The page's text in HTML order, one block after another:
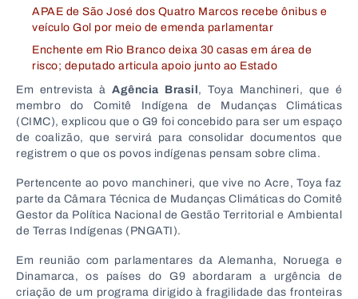
APAE de São José dos Quatro Marcos recebe ônibus e
veículo Gol por meio de emenda parlamentar
Enchente em Rio Branco deixa 30 casas em área de
risco; deputado articula apoio junto ao Estado
Em entrevista à Agência Brasil, Toya Manchineri, que é
membro do Comitê Indígena de Mudanças Climáticas
(CIMC), explicou que o G9 foi concebido para ser um espaço
de coalizão, que servirá para consolidar documentos que
registrem o que os povos indígenas pensam sobre clima.
Pertencente ao povo manchineri, que vive no Acre, Toya faz
parte da Câmara Técnica de Mudanças Climáticas do Comitê
Gestor da Política Nacional de Gestão Territorial e Ambiental
de Terras Indígenas (PNGATI).
Em reunião com parlamentares da Alemanha, Noruega e
Dinamarca, os países do G9 abordaram a urgência de
criação de um programa dirigido à fragilidade das fronteiras